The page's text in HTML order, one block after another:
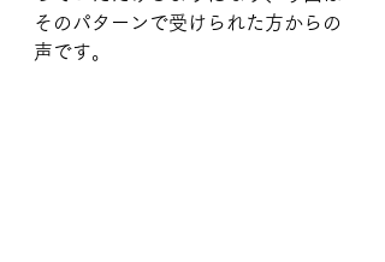
そのパターンで受けられた方からの
声です。